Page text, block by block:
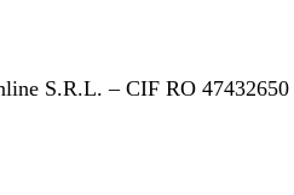
S.R.L. – CIF RO 47432650